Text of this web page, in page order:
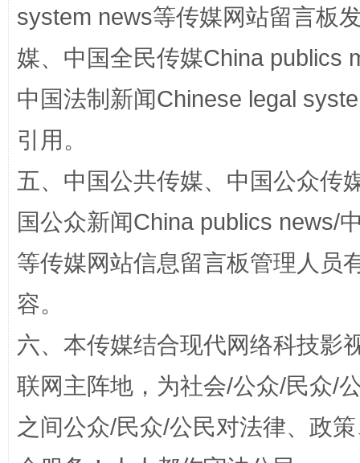
国家大学科技园优化重塑工作
system news等传媒网站留言板
媒、中国全民传媒China publics
中国法制新闻Chinese legal
引用。
五、中国公共传媒、中国公众传
国公众新闻China publics news/
等传媒网站信息留言板管理人员
容。
六、本传媒结合现代网络科技影
联网主阵地，为社会/公众/民众/
之间公众/民众/公民对法律、政